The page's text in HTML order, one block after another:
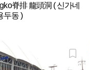
脊排 龍頭洞 ( 신가네
두동 )